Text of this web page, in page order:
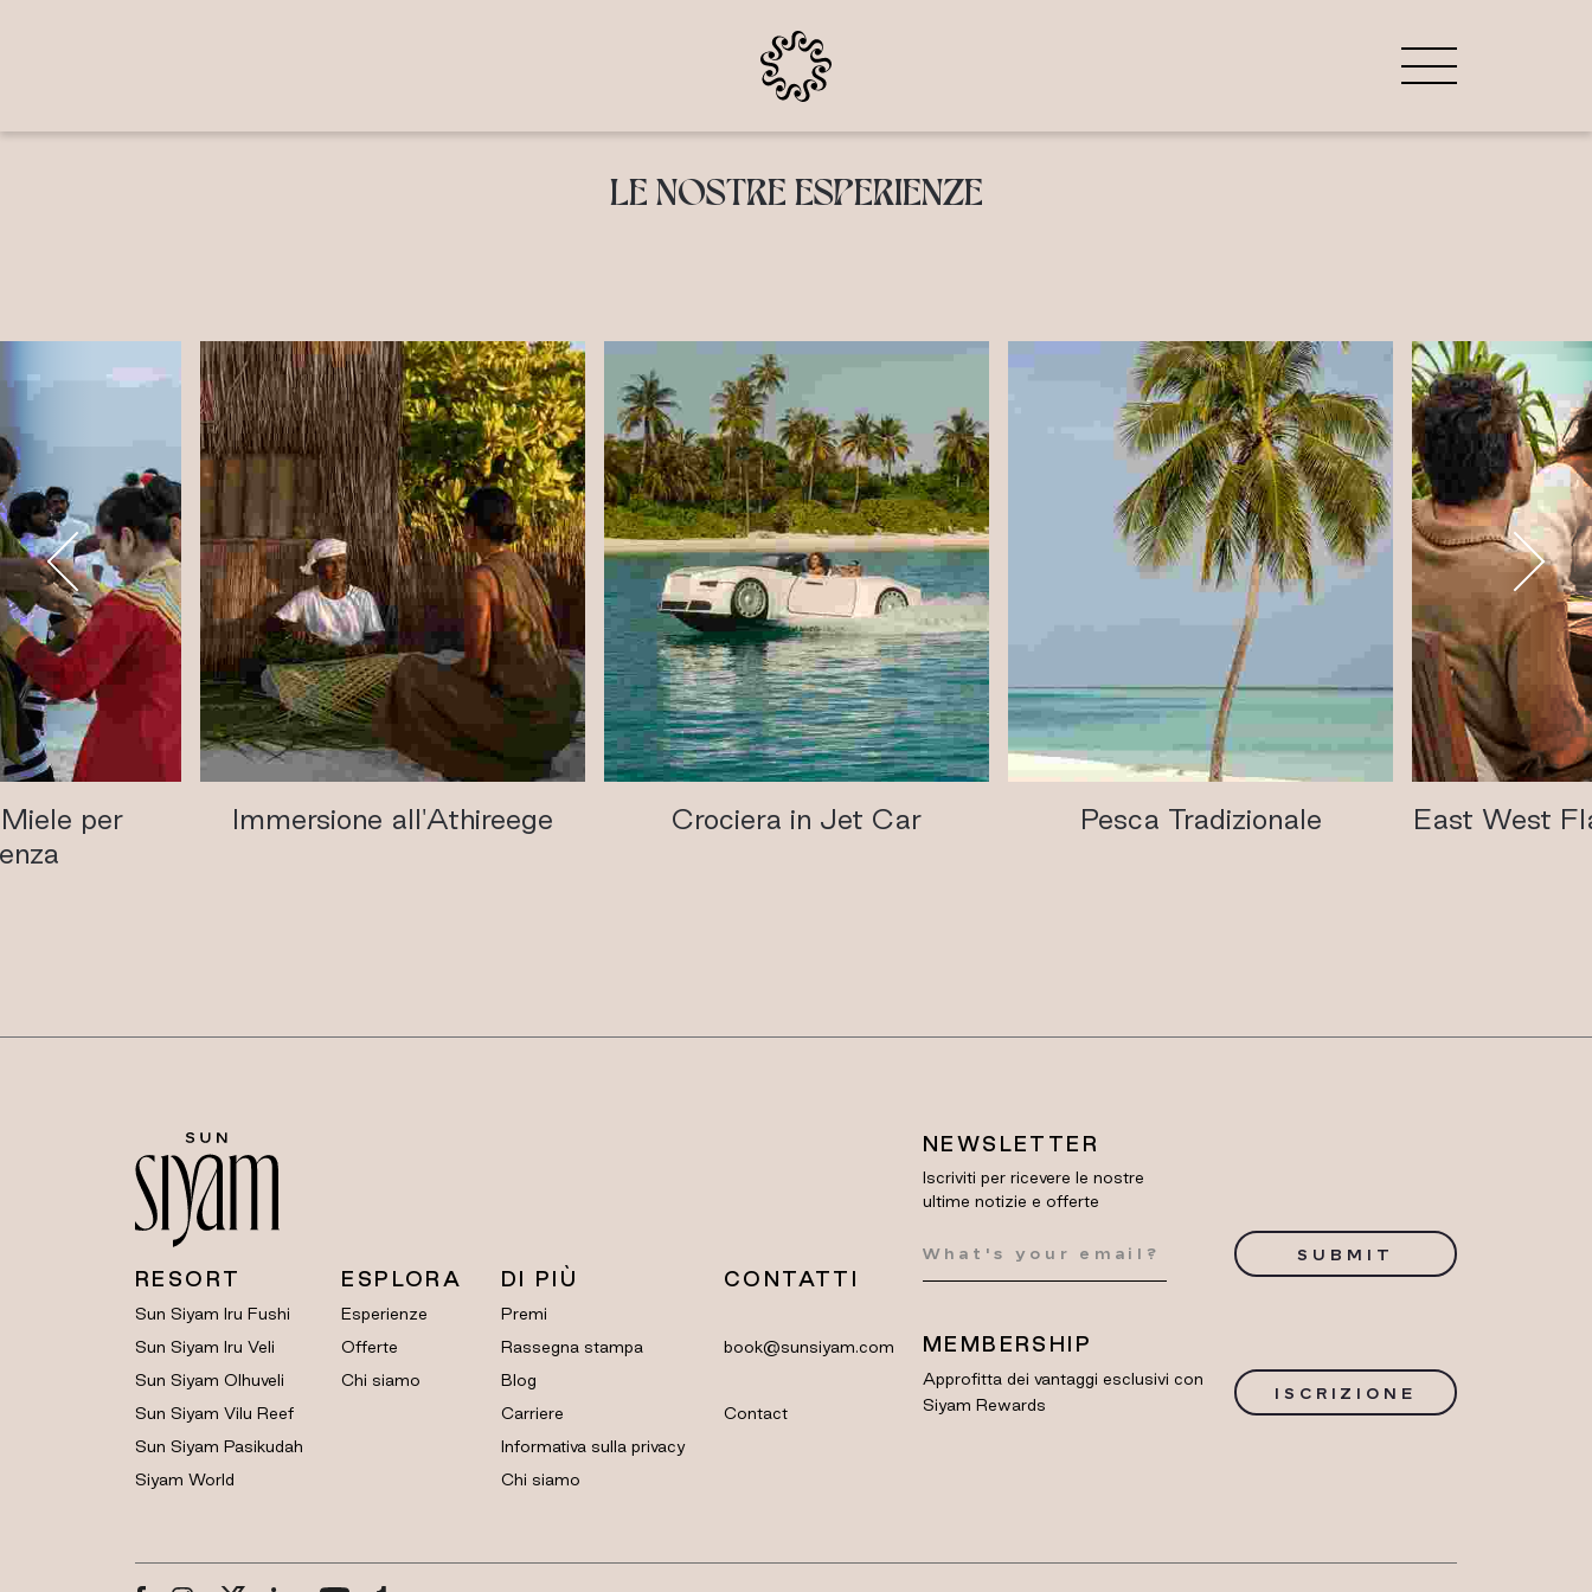
LE NOSTRE ESPERIENZE
per
Immersione all'Athireege Crociera in Jet Car Pesca Tradizionale East West
RESORT
Sun Siyam Iru Fushi
Sun Siyam Iru Veli
Sun Siyam Olhuveli
Sun Siyam Vilu Reef
Sun Siyam Pasikudah
Siyam World
ESPLORA
Esperienze
Offerte
Chi siamo
DI PIÙ
Premi
Rassegna stampa
Blog
Carriere
Informativa sulla privacy
Chi siamo
CONTATTI
book@sunsiyam.com
Contact
NEWSLETTER
Iscriviti per ricevere le nostre
ultime notizie e offerte
SUBMIT
MEMBERSHIP
Approfitta dei vantaggi esclusivi con
Siyam Rewards
ISCRIZIONE